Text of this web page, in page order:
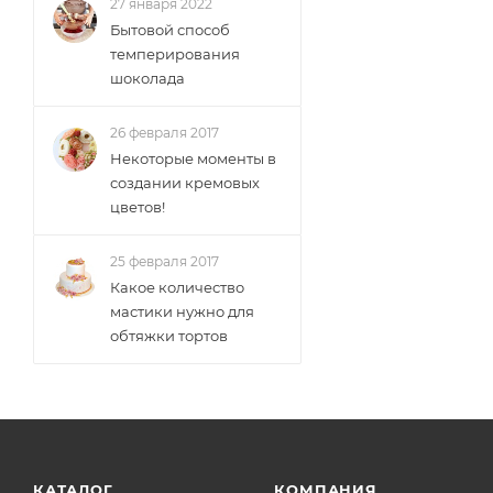
27 января 2022
Бытовой способ
темперирования
шоколада
26 февраля 2017
Некоторые моменты в
создании кремовых
цветов!
25 февраля 2017
Какое количество
мастики нужно для
обтяжки тортов